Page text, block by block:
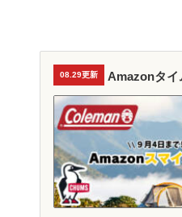
08.29更新 Amazonタイ